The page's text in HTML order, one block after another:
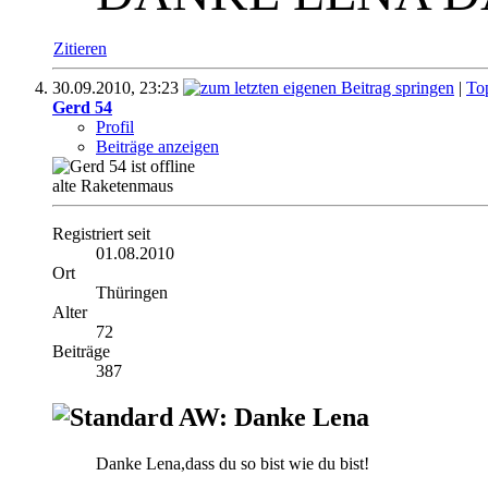
Zitieren
30.09.2010, 23:23 |
Gerd 54
Profil
Beiträge anzeigen
alte Raketenmaus
Registriert seit
01.08.2010
Ort
Thüringen
Alter
72
Beiträge
387
AW: Danke Lena
Danke Lena,dass du so bist wie du bist!